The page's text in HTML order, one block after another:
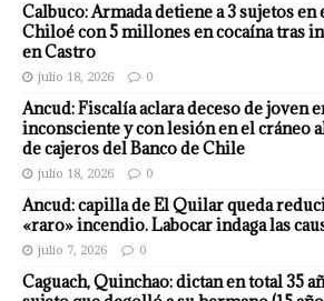
Calbuco: Armada detiene a 3 sujetos en
Chiloé con 5 millones en cocaína tras
en Castro
julio 18, 2026 0
Ancud: Fiscalía aclara deceso de joven
inconsciente y con lesión en el cráneo
de cajeros del Banco de Chile
julio 18, 2026 0
Ancud: capilla de El Quilar queda
«raro» incendio. Labocar indaga las
julio 7, 2026 0
Caguach, Quinchao: dictan en total 35